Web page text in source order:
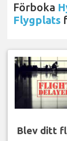
Förboka
Flygplats
Blev ditt